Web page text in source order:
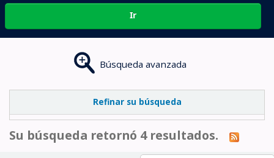
Ir
Búsqueda avanzada
Refinar su búsqueda
Su búsqueda retornó 4 resultados.